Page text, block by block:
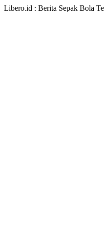
Libero.id : Berita Sepak Bola